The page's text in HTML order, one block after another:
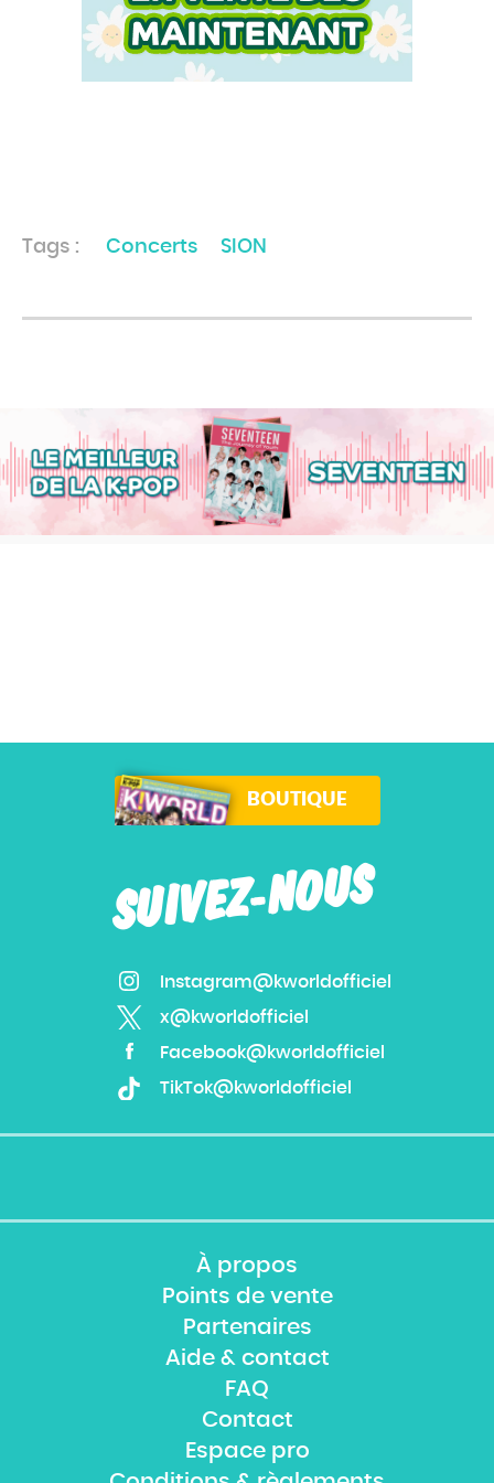
Tags : Concerts SION
SUIVEZ-NOUS
Instagram@kworldofficiel
x@kworldofficiel
Facebook@kworldofficiel
TikTok@kworldofficiel
BOUTIQUE
À propos
Points de vente
Partenaires
Aide & contact
FAQ
Contact
Espace pro